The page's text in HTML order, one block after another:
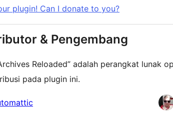
plugin! Can I donate to you?
& Pengembang
Reloaded” adalah perangkat lunak
pada plugin ini.